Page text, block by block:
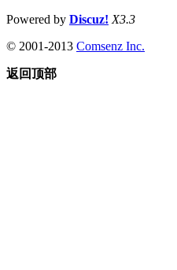
Powered by Discuz! X3.3
© 2001-2013 Comsenz Inc.
返回顶部